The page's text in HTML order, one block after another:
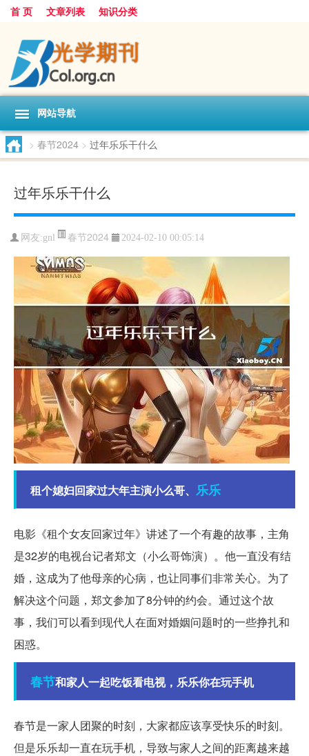
首 页 文章列表 知识分类
网站导航
> 春节2024 > 过年乐乐干什么
过年乐乐干什么
网友:gnl 春节2024 2024-02-10 00:05:14
租个媳妇回家过大年主演小么哥、 乐乐
电影《租个女友回家过年》讲述了一个有趣的故事，主角
是32岁的电视台记者郑文（小么哥饰演）。他一直没有结
婚，这成为了他母亲的心病，也让同事们非常关心。为了
解决这个问题，郑文参加了8分钟的约会。通过这个故
事，我们可以看到现代人在面对婚姻问题时的一些挣扎和
困惑。
春节和家人一起吃饭看电视，乐乐你在玩手机
春节是一家人团聚的时刻，大家都应该享受快乐的时刻。
但是乐乐却一直在玩手机，导致与家人之间的距离越来越